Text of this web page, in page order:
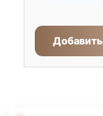
Добавить